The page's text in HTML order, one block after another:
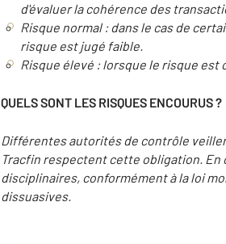
d'évaluer la cohérence des
Risque normal : dans le cas de
risque est jugé faible.
Risque élevé : lorsque le risque
QUELS SONT LES RISQUES ENCOURUS ?
Différentes autorités de contrôle
Tracfin respectent cette obligation.
disciplinaires, conformément à la loi
dissuasives.